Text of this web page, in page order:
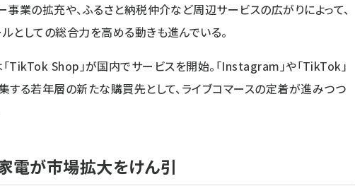
事業の拡充や、ふるさと納税仲介など周辺サービスの広がりによって、
としての総合力を高める動きも進んでいる。
TikTok Shop」が国内でサービスを開始。「Instagram」や「TikTok」
する若年層の新たな購買先として、ライブコマースの定着が進みつつ
電が市場拡大をけん引